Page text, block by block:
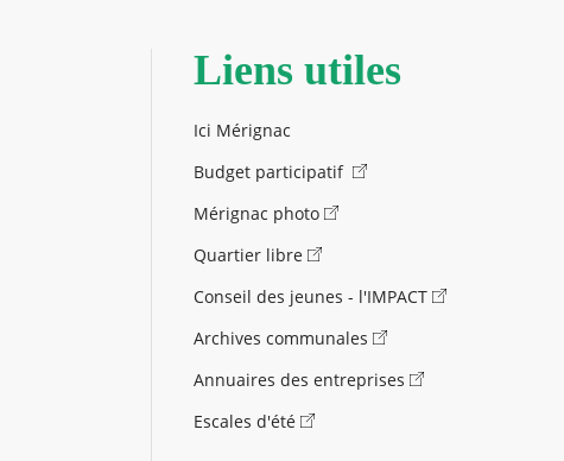
Liens utiles
Ici Mérignac
Budget participatif
Mérignac photo
Quartier libre
Conseil des jeunes - l'IMPACT
Archives communales
Annuaires des entreprises
Escales d'été